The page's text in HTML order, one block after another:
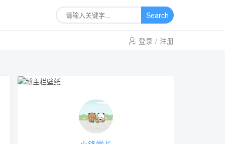
Search
登录 / 注册